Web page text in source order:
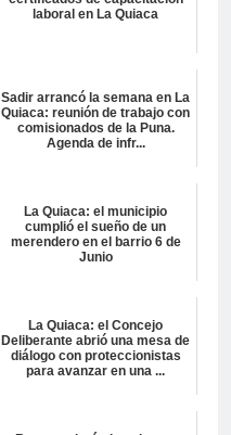
laboral en La Quiaca
Sadir arrancó la semana en La
Quiaca: reunión de trabajo con
comisionados de la Puna.
Agenda de infr...
La Quiaca: el municipio
cumplió el sueño de un
merendero en el barrio 6 de
Junio
La Quiaca: el Concejo
Deliberante abrió una mesa de
diálogo con proteccionistas
para avanzar en una ...